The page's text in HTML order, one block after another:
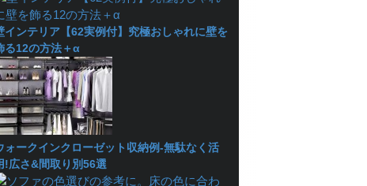
インテリア【62実例付】究極おしゃれに壁を
る12の方法＋α
ォークインクローゼット収納例-無駄なく活
!広さ&間取り別56選